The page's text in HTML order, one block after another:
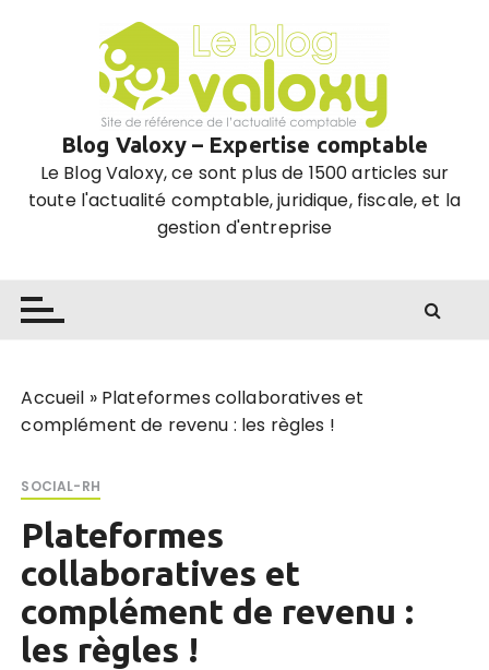
Blog Valoxy – Expertise comptable
Le Blog Valoxy, ce sont plus de 1500 articles sur
toute l'actualité comptable, juridique, fiscale, et la
gestion d'entreprise
Accueil » Plateformes collaboratives et
complément de revenu : les règles !
SOCIAL-RH
Plateformes
collaboratives et
complément de revenu :
les règles !